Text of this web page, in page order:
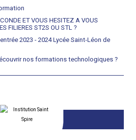
ET VOUS HESITEZ A VOUS
FILIERES ST2S OU STL ?
2023 - 2024 Lycée Saint-Léon de
nos formations technologiques ?